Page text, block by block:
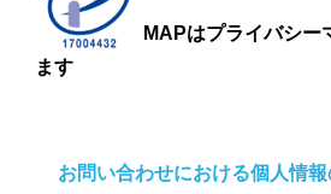
MAPはプライバシー
ます
お問い合わせにおける個人情